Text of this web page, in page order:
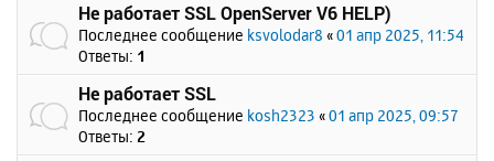
Не работает SSL OpenServer V6 HELP)
Последнее сообщение ksvolodar8 «01 апр 2025, 11:54
Ответы: 1
Не работает SSL
Последнее сообщение kosh2323 «01 апр 2025, 09:57
Ответы: 2